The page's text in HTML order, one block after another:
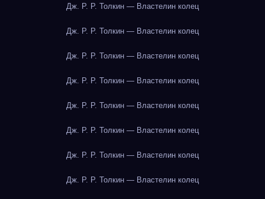
Дж. Р. Р. Толкин — Властелин колец
Дж. Р. Р. Толкин — Властелин колец
Дж. Р. Р. Толкин — Властелин колец
Дж. Р. Р. Толкин — Властелин колец
Дж. Р. Р. Толкин — Властелин колец
Дж. Р. Р. Толкин — Властелин колец
Дж. Р. Р. Толкин — Властелин колец
Дж. Р. Р. Толкин — Властелин колец